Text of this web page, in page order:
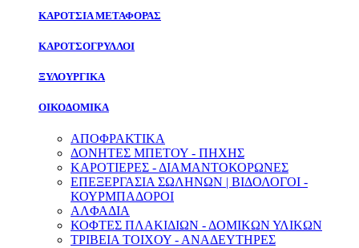
ΚΑΡΟΤΣΙΑ ΜΕΤΑΦΟΡΑΣ
ΚΑΡΟΤΣΟΓΡΥΛΛΟΙ
ΞΥΛΟΥΡΓΙΚΑ
ΟΙΚΟΔΟΜΙΚΑ
ΑΠΟΦΡΑΚΤΙΚΑ
ΔΟΝΗΤΕΣ ΜΠΕΤΟΥ - ΠΗΧΗΣ
ΚΑΡΟΤΙΕΡΕΣ - ΔΙΑΜΑΝΤΟΚΟΡΩΝΕΣ
ΕΠΕΞΕΡΓΑΣΙΑ ΣΩΛΗΝΩΝ | ΒΙΔΟΛΟΓΟΙ -
ΚΟΥΡΜΠΑΔΟΡΟΙ
ΑΛΦΑΔΙΑ
ΚΟΦΤΕΣ ΠΛΑΚΙΔΙΩΝ - ΔΟΜΙΚΩΝ ΥΛΙΚΩΝ
ΤΡΙΒΕΙΑ ΤΟΙΧΟΥ - ΑΝΑΔΕΥΤΗΡΕΣ